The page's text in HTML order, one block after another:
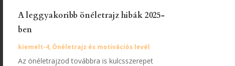
A leggyakoribb önéletrajz hibák 2025-
ben
kiemelt-4, Önéletrajz és motivációs levél
Az önéletrajzod továbbra is kulcsszerepet